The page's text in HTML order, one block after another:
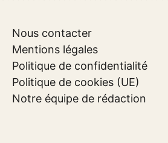
Nous contacter
Mentions légales
Politique de confidentialité
Politique de cookies (UE)
Notre équipe de rédaction